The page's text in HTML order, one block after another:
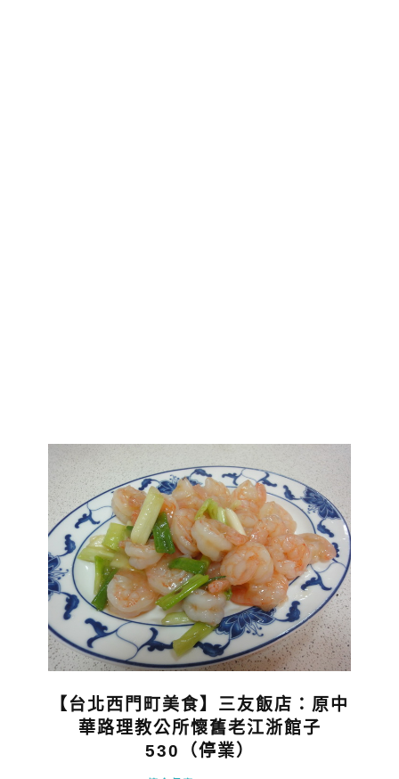
【台北西門町美食】三友飯店：原中
華路理教公所懷舊老江浙館子
530（停業）